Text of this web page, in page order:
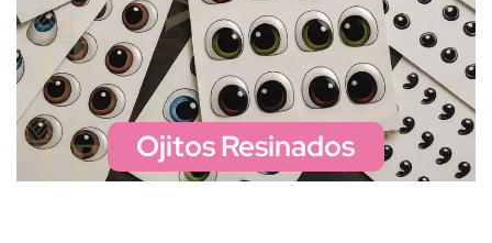
Ojitos Resinados